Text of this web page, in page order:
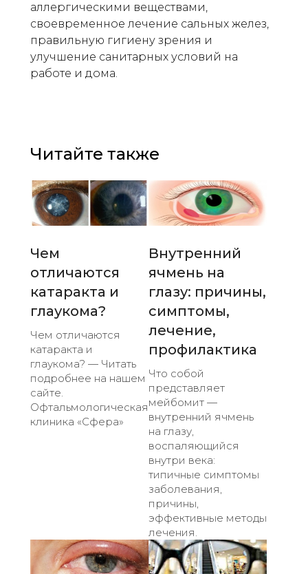
аллергическими веществами,
своевременное лечение сальных желез,
правильную гигиену зрения и
улучшение санитарных условий на
работе и дома.
Читайте также
Чем
отличаются
катаракта и
глаукома?
Чем отличаются
катаракта и
глаукома? — Читать
подробнее на нашем
сайте.
Офтальмологическая
клиника «Сфера»
Внутренний
ячмень на
глазу: причины,
симптомы,
лечение,
профилактика
Что собой
представляет
мейбомит —
внутренний ячмень
на глазу,
воспаляющийся
внутри века:
типичные симптомы
заболевания,
причины,
эффективные методы
лечения.